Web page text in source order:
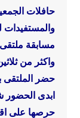
حافلات
والمستفيدات
واكثر من
حضر الملتقى
ابدى الحضور
حرصها على